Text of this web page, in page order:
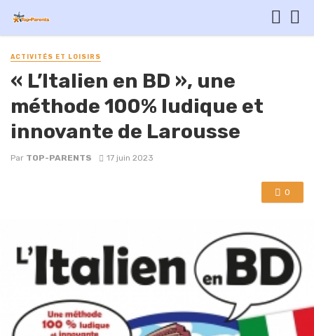
ACTIVITÉS ET LOISIRS
« L’Italien en BD », une
méthode 100% ludique et
innovante de Larousse
Par TOP-PARENTS 17 juin 2023
0